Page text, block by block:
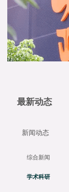
最新动态
新闻动态
综合新闻
学术科研